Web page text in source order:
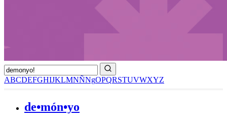
ABCDEFGHIJKLMNÑNgOPQRSTUVWXYZ
de•món•yo